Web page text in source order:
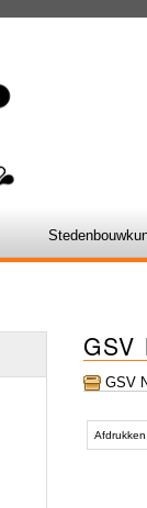
GSV
GSV
acties
Afdrukken